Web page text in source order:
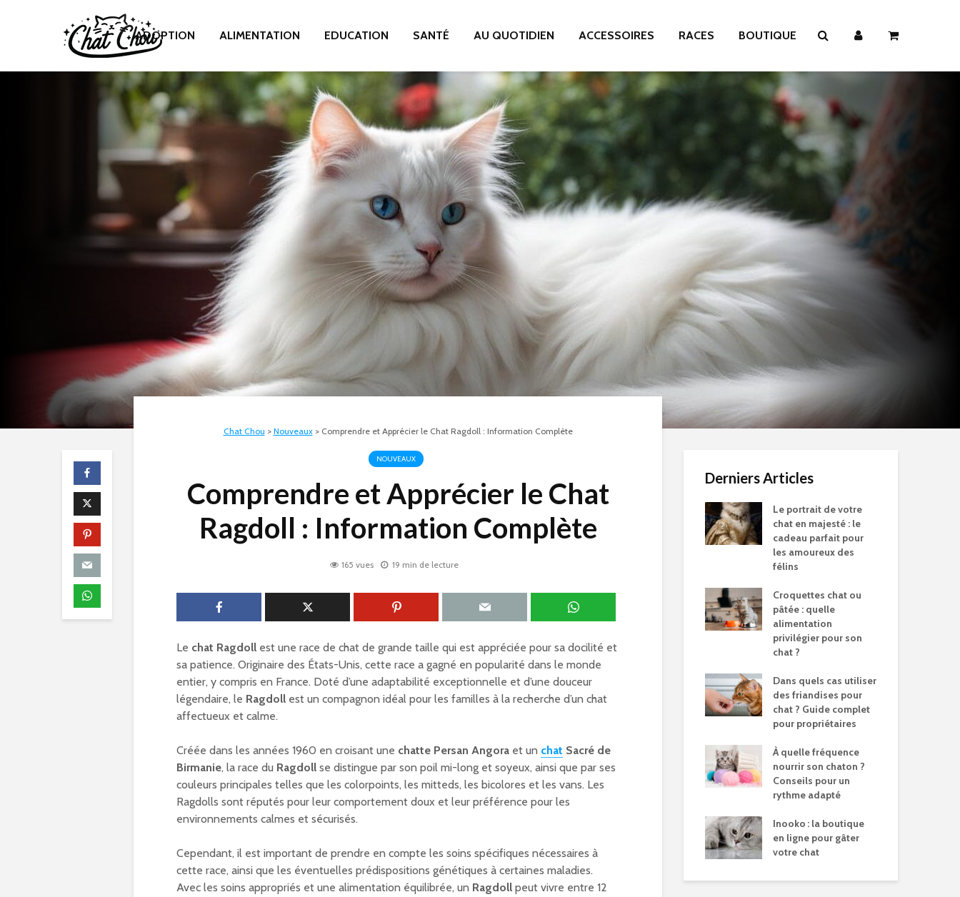
ADOPTION ALIMENTATION EDUCATION SANTÉ AU QUOTIDIEN ACCESSOIRES RACES BOUTIQUE
Chat Chou > Nouveaux> Comprendre et Apprécier le Chat Ragdoll : Information Complète
NOUVEAUX
Comprendre et Apprécier le Chat
Ragdoll : Information Complète
165 vues 19 min de lecture
Le chat Ragdoll est une race de chat de grande taille qui est appréciée pour sa docilité et
sa patience. Originaire des États-Unis, cette race a gagné en popularité dans le monde
entier, y compris en France. Doté d’une adaptabilité exceptionnelle et d’une douceur
légendaire, le Ragdoll est un compagnon idéal pour les familles à la recherche d’un chat
affectueux et calme.
Créée dans les années 1960 en croisant une chatte Persan Angora et un chat Sacré de
Birmanie, la race du Ragdoll se distingue par son poil mi-long et soyeux, ainsi que par ses
couleurs principales telles que les colorpoints, les mitteds, les bicolores et les vans. Les
Ragdolls sont réputés pour leur comportement doux et leur préférence pour les
environnements calmes et sécurisés.
Cependant, il est important de prendre en compte les soins spécifiques nécessaires à
cette race, ainsi que les éventuelles prédispositions génétiques à certaines maladies.
Avec les soins appropriés et une alimentation équilibrée, un Ragdoll peut vivre entre 12
Derniers Articles
Le portrait de votre
chat en majesté : le
cadeau parfait pour
les amoureux des
félins
Croquettes chat ou
pâtée : quelle
alimentation
privilégier pour son
chat ?
Dans quels cas utiliser
des friandises pour
chat ? Guide complet
pour propriétaires
À quelle fréquence
nourrir son chaton ?
Conseils pour un
rythme adapté
Inooko : la boutique
en ligne pour gâter
votre chat